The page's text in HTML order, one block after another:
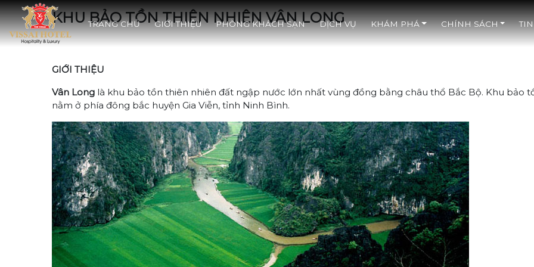
TRANG CHỦ GIỚI THIỆU PHÒNG KHÁCH SẠN DỊCH VỤ KHÁM PHÁ CHÍNH SÁCH
KHU BẢO TỒN THIÊN NHIÊN VÂN LONG
GIỚI THIỆU
Vân Long là khu bảo tồn thiên nhiên đất ngập nước lớn nhất vùng đồng bằng châu thổ Bắc Bộ. Khu bảo
nằm ở phía đông bắc huyện Gia Viễn, tỉnh Ninh Bình.